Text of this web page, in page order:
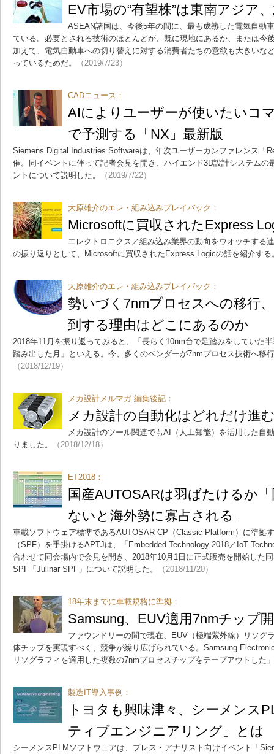
EV市場の“有望株”は東南アジア
ASEAN諸国は、今後5年の間に、最も成熟した電気自動
ている。必要とされる技術のほとんどが、既に現地にあるか、または今
加えて、電気自動車への切り替えに対する消費者たちの意欲も大きいな
っているためだ。
（2019/7/23）
CADニュース：
AIによりユーザーが使いたいコ
で予測する「NX」最新版
Siemens Digital Industries Softwareは、年次ユーザーカンファレンス「
催。同イベントに伴って記者会見を開き、ハイエンド3D設計システムの
ントについて説明した。
（2019/7/22）
大原雄介のエレ・組み込みプレイバック：
Microsoftに買収されたExpress
エレクトロニクス／組み込み業界の動向をウオッチする
の振り返りとして、Microsoftに買収されたExpress Logicの話を紹介する
大原雄介のエレ・組み込みプレイバック：
勢いづく7nmプロセスへの移行
到する理由はどこにあるのか
2018年11月を振り返ってみると、「長らく10nm台で足踏みをしていた
踏み出した月」といえる。今、多くのベンダーが7nmプロセス技術へ移
（2018/12/19）
メカ設計メルマガ 編集後記：
メカ設計の自動化はどれだけ進
メカ設計のツール関連でもAI（人工知能）を活用した自
りました。
（2018/12/18）
ET2018：
国産AUTOSARは羽ばたけるか
ないと海外勢に寡占される」
車載ソフトウェア標準であるAUTOSAR CP（Classic Platform）に準拠
（SPF）を手掛けるAPTJは、「Embedded Technology 2018／IoT
合わせて同会場内で会見を開き、2018年10月1日に正式販売を開始した
SPF「Julinar SPF」について説明した。
（2018/11/20）
18年末までに車載規格に準拠：
Samsung、EUV適用7nmチップ
ファウンドリーの間で現在、EUV（極端紫外線）リソグ
体チップを実現すべく、競争が繰り広げられている。Samsung
リソグラフィを適用した複数の7nmプロセスチップをテープアウトした
製造IT導入事例：
トヨタも興味津々、シーメンス
ティブエンジニアリング」とは
シーメンスPLMソフトウェアは、プレス・アナリスト向けイベント「